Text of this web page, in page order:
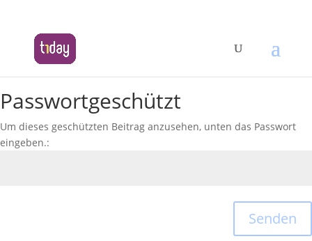
Passwortgeschützt
Um dieses geschützten Beitrag anzusehen, unten das Passwort
eingeben.:
Senden